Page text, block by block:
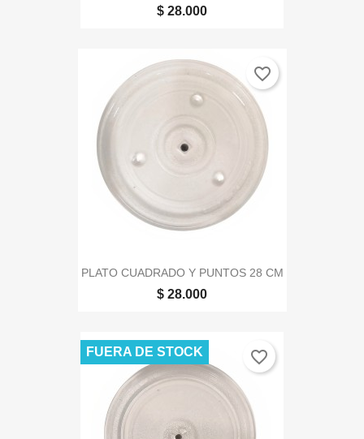
$ 28.000
PLATO CUADRADO Y PUNTOS 28 CM
$ 28.000
favorite_border
FUERA DE STOCK favorite_border